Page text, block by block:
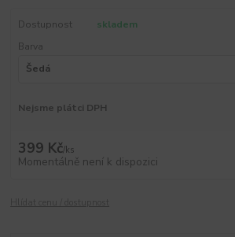
Dostupnost
skladem
Barva
Nejsme plátci DPH
399 Kč/ks
Momentálně není k dispozici